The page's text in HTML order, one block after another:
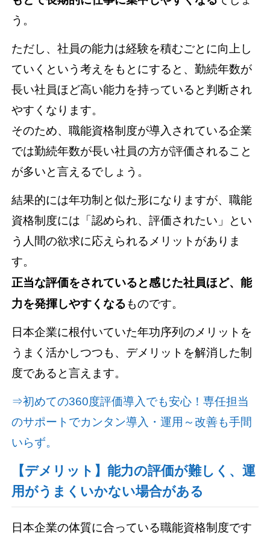
う。
ただし、社員の能力は経験を積むごとに向上し
ていくという考えをもとにすると、勤続年数が
長い社員ほど高い能力を持っていると判断され
やすくなります。
そのため、職能資格制度が導入されている企業
では勤続年数が長い社員の方が評価されること
が多いと言えるでしょう。
結果的には年功制と似た形になりますが、職能
資格制度には「認められ、評価されたい」とい
う人間の欲求に応えられるメリットがありま
す。
正当な評価をされていると感じた社員ほど、能
力を発揮しやすくなるものです。
日本企業に根付いていた年功序列のメリットを
うまく活かしつつも、デメリットを解消した制
度であると言えます。
⇒初めての360度評価導入でも安心！専任担当
のサポートでカンタン導入・運用～改善も手間
いらず。
【デメリット】能力の評価が難しく、運
用がうまくいかない場合がある
日本企業の体質に合っている職能資格制度です